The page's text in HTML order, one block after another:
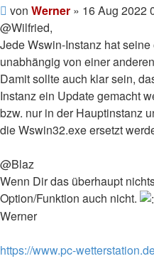
Beitrag
von Werner » 16 Aug 2022
@Wilfried,
Jede Wswin-Instanz hat
unabhängig von einer
Damit sollte auch klar sein,
Instanz ein Update gemacht
bzw. nur in der Hauptinstanz
die Wswin32.exe ersetzt
@Blaz
Wenn Dir das überhaupt
Option/Funktion auch nicht.
Werner
https://www.pc-